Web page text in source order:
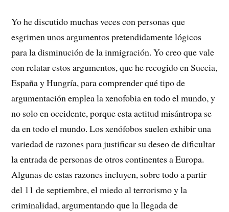
Yo he discutido muchas veces con personas que
esgrimen unos argumentos pretendidamente lógicos
para la disminución de la inmigración. Yo creo que vale
con relatar estos argumentos, que he recogido en Suecia,
España y Hungría, para comprender qué tipo de
argumentación emplea la xenofobia en todo el mundo, y
no solo en occidente, porque esta actitud misántropa se
da en todo el mundo. Los xenófobos suelen exhibir una
variedad de razones para justificar su deseo de dificultar
la entrada de personas de otros continentes a Europa.
Algunas de estas razones incluyen, sobre todo a partir
del 11 de septiembre, el miedo al terrorismo y la
criminalidad, argumentando que la llegada de